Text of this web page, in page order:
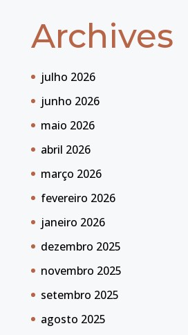
Archives
julho 2026
junho 2026
maio 2026
abril 2026
março 2026
fevereiro 2026
janeiro 2026
dezembro 2025
novembro 2025
setembro 2025
agosto 2025